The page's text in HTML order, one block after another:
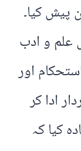
کیا۔
علم و ادب
اور
ادا کر
کیا کہ